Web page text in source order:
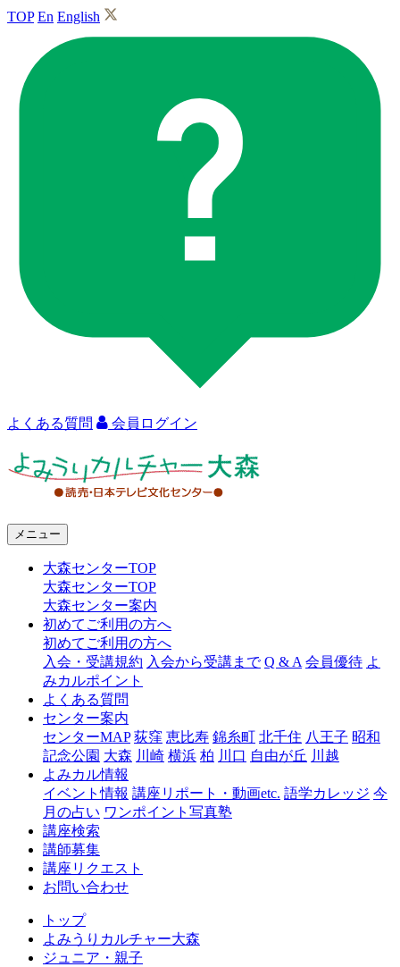
TOP En English
よくある質問 会員ログイン
ャ
森
メニュー
大森センターTOP
大森センターTOP
大森センター案内
初めてご利用の方へ
初めてご利用の方へ
入会・受講規約 入会から受講まで Q & A 会員優待 よ
みカルポイント
よくある質問
センター案内
センターMAP 荻窪 恵比寿 錦糸町 北千住 八王子 昭和
記念公園 大森 川崎 横浜 柏 川口 自由が丘 川越
よみカル情報
イベント情報 講座リポート・動画etc. 語学カレッジ 今
月の占い ワンポイント写真塾
講座検索
講師募集
講座リクエスト
お問い合わせ
トップ
よみうりカルチャー大森
ジュニア・親子